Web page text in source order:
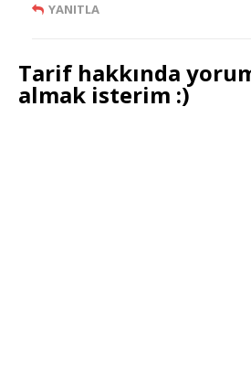
YANITLA
Tarif hakkında
almak isterim :)